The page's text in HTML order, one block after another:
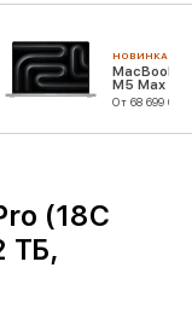
НОВИНКА
MacBook
M5 Max
CPU/32C
От 68 699 000
(18C
ТБ,